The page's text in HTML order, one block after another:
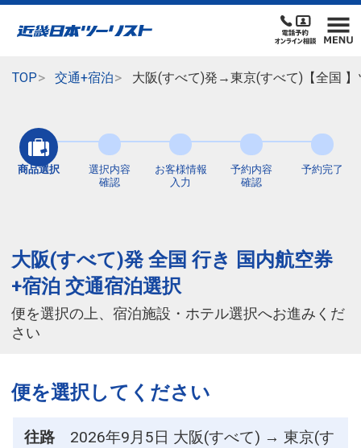
TOP 交通+宿泊 大阪(すべて)発→東京(すべて)【全国
商品選択
選択内容
確認
お客様情報
入力
予約内容
確認
予約完了
大阪(すべて)発 全国 行き 国内航空券
+宿泊 交通宿泊選択
便を選択の上、宿泊施設・ホテル選択へお進みくだ
さい
便を選択してください
往路
2026年9月5日 大阪(すべて) → 東京(す